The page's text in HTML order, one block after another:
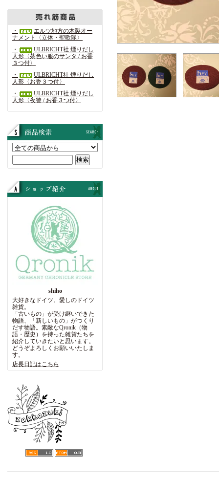
・
エルツ地方の木製オー
ナメント〈立体・聖歌隊〉
・
ULBRICHT社 煙りだし
人形〈茶色い服のサンタ / お香
３つ付〉
・
ULBRICHT社 煙りだし
人形〈お香３つ付〉
・
ULBRICHT社 煙りだし
人形〈夜警 / お香３つ付〉
shiho
大好きなドイツ。愛しのドイツ
雑貨。
「古いもの」が受け継いできた
物語、「新しいもの」がつくり
だす物語。素敵なQronik（物
語・歴史）を持った雑貨たちを
紹介していきたいと思います。
どうぞよろしくお願いいたしま
す。
店長日記はこちら